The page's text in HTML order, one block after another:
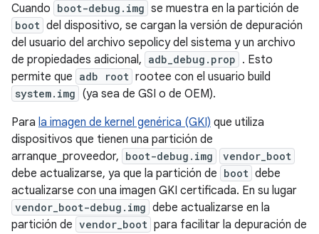
Cuando boot-debug.img se muestra en la partición de
boot del dispositivo, se cargan la versión de depuración
del usuario del archivo sepolicy del sistema y un archivo
de propiedades adicional, adb_debug.prop . Esto
permite que adb root rootee con el usuario build
system.img (ya sea de GSI o de OEM).
Para la imagen de kernel genérica (GKI) que utiliza
dispositivos que tienen una partición de
arranque_proveedor, boot-debug.img vendor_boot
debe actualizarse, ya que la partición de boot debe
actualizarse con una imagen GKI certificada. En su lugar
vendor_boot-debug.img debe actualizarse en la
partición de vendor_boot para facilitar la depuración de